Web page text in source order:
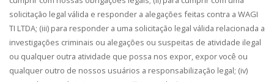
solicitação legal válida e responder a alegações feitas contra a WAGI
TI LTDA; (iii) para responder a uma solicitação legal válida relacionada a
investigações criminais ou alegações ou suspeitas de atividade ilegal
ou qualquer outra atividade que possa nos expor, expor você ou
qualquer outro de nossos usuários a responsabilização legal; (iv)